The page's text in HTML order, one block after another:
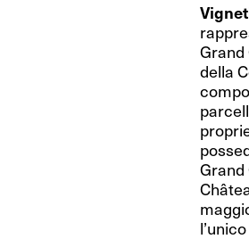
Grand
della
Grand